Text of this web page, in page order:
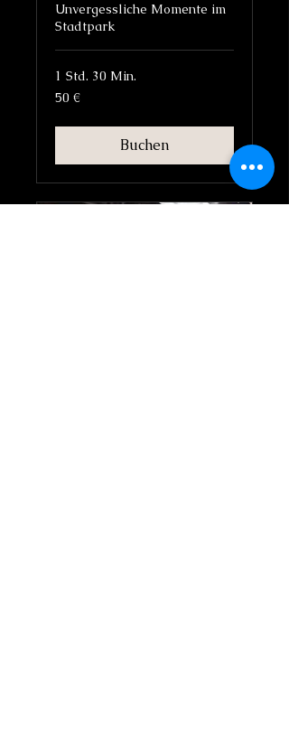
Unvergessliche Momente im
Stadtpark
1 Std. 30 Min.
50
Euro
50 €
Buchen